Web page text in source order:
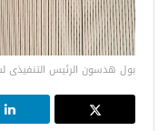
بول هدسون الرئيس التنفيذى